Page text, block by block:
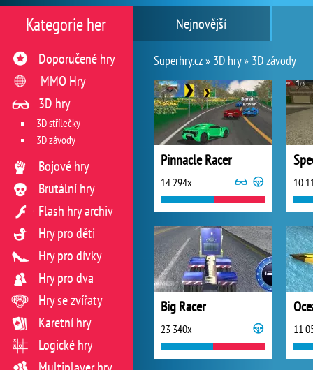
Nejnovější
Superhry.cz » 3D hry» 3D závody
Pinnacle Racer
14 294x 10
Big Racer
23 340x 11
Kategorie her
Doporučené hry
MMO Hry
3D hry
3D střílečky
3D závody
Bojové hry
Brutální hry
Flash hry archiv
Hry pro děti
Hry pro dívky
Hry pro dva
Hry se zvířaty
Karetní hry
Logické hry